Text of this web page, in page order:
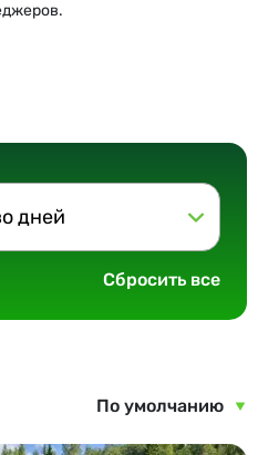
дней
Сбросить все
По умолчанию